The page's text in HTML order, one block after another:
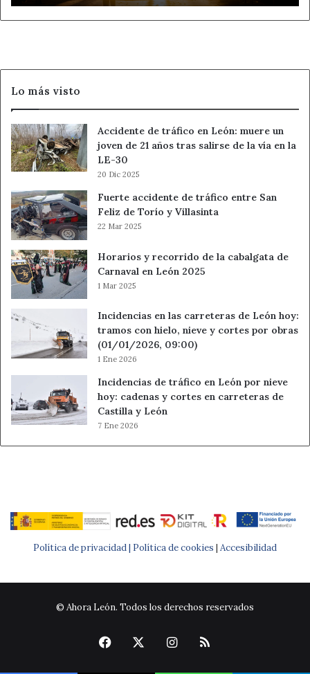
Lo más visto
Accidente de tráfico en León: muere un
joven de 21 años tras salirse de la vía en la
LE-30
20 Dic 2025
Fuerte accidente de tráfico entre San
Feliz de Torío y Villasinta
22 Mar 2025
Horarios y recorrido de la cabalgata de
Carnaval en León 2025
1 Mar 2025
Incidencias en las carreteras de León hoy:
tramos con hielo, nieve y cortes por obras
(01/01/2026, 09:00)
1 Ene 2026
Incidencias de tráfico en León por nieve
hoy: cadenas y cortes en carreteras de
Castilla y León
7 Ene 2026
Política de privacidad | Política de cookies | Accesibilidad
© Ahora León. Todos los derechos reservados
Facebook Instagram
RSS